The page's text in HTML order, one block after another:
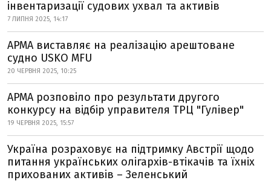
інвентаризації судових ухвал та активів
7 ЛИПНЯ 2025, 14:17
АРМА виставляє на реалізацію арештоване
судно USKO MFU
20 ЧЕРВНЯ 2025, 10:25
АРМА розповіло про результати другого
конкурсу на відбір управителя ТРЦ "Гулівер"
19 ЧЕРВНЯ 2025, 15:57
Україна розраховує на підтримку Австрії щодо
питання українських олігархів-втікачів та їхніх
прихованих активів – Зеленський